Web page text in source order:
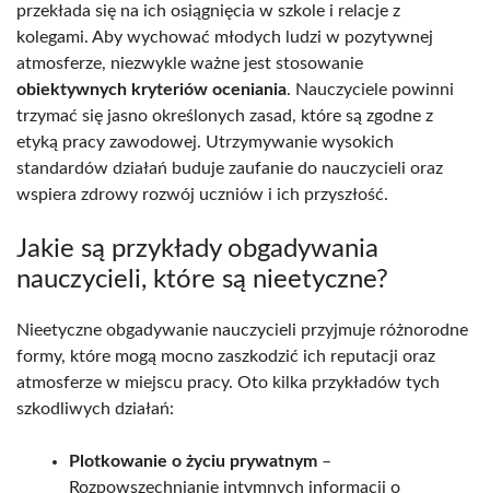
przekłada się na ich osiągnięcia w szkole i relacje z
kolegami. Aby wychować młodych ludzi w pozytywnej
atmosferze, niezwykle ważne jest stosowanie
obiektywnych kryteriów oceniania. Nauczyciele powinni
trzymać się jasno określonych zasad, które są zgodne z
etyką pracy zawodowej. Utrzymywanie wysokich
standardów działań buduje zaufanie do nauczycieli oraz
wspiera zdrowy rozwój uczniów i ich przyszłość.
Jakie są przykłady obgadywania
nauczycieli, które są nieetyczne?
Nieetyczne obgadywanie nauczycieli przyjmuje różnorodne
formy, które mogą mocno zaszkodzić ich reputacji oraz
atmosferze w miejscu pracy. Oto kilka przykładów tych
szkodliwych działań:
Plotkowanie o życiu prywatnym –
Rozpowszechnianie intymnych informacji o